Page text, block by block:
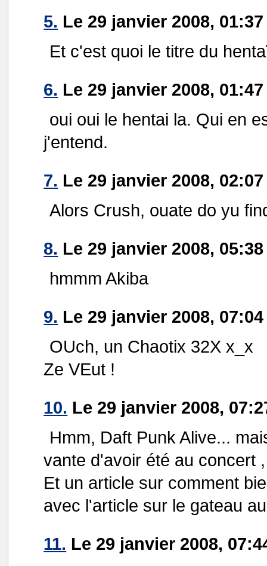
5. Le 29 janvier 2008,
Et c'est quoi le titre du
6. Le 29 janvier 2008,
oui oui le hentai la. Qui en
j'entend.
7. Le 29 janvier 2008,
Alors Crush, ouate do yu
8. Le 29 janvier 2008,
hmmm Akiba
9. Le 29 janvier 2008,
OUch, un Chaotix 32X x_x
Ze VEut !
10. Le 29 janvier 2008,
Hmm, Daft Punk Alive...
vante d'avoir été au concert
Et un article sur comment
avec l'article sur le gateau
11. Le 29 janvier 2008,